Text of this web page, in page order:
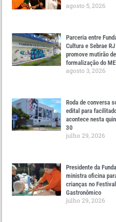
agosto 5, 2026
Parceria entre
Cultura e Sebrae RJ
promove mutirão de
formalização do
agosto 3, 2026
Roda de conversa
edital para
acontece nesta
30
julho 29, 2026
Presidente da
ministra oficina
crianças no Festival
Gastronômico
julho 29, 2026